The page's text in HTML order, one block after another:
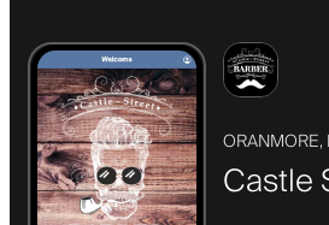
ORANMORE,
Castle